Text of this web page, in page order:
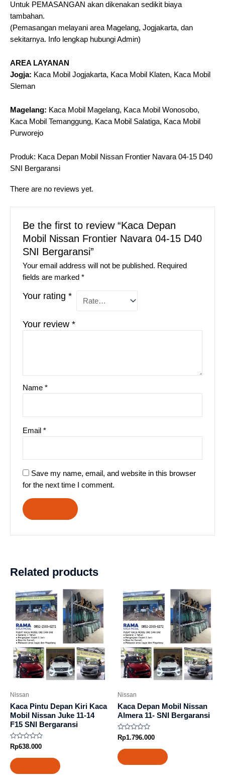
Untuk PEMASANGAN akan dikenakan sedikit biaya
tambahan.
(Pemasangan melayani area Magelang, Jogjakarta, dan
sekitarnya. Info lengkap hubungi Admin)
AREA LAYANAN
Jogja: Kaca Mobil Jogjakarta, Kaca Mobil Klaten, Kaca Mobil
Sleman
Magelang: Kaca Mobil Magelang, Kaca Mobil Wonosobo,
Kaca Mobil Temanggung, Kaca Mobil Salatiga, Kaca Mobil
Purworejo
Produk: Kaca Depan Mobil Nissan Frontier Navara 04-15 D40
SNI Bergaransi
There are no reviews yet.
Be the first to review “Kaca Depan
Mobil Nissan Frontier Navara 04-15 D40
SNI Bergaransi”
Your email address will not be published. Required
fields are marked*
Your rating*
Your review*
Name*
Email*
Save my name, email, and website in this browser
for the next time I comment.
Related products
Nissan
Kaca Pintu Depan Kiri Kaca
Mobil Nissan Juke 11-14
F15 SNI Bergaransi
Rated
0
out
of
5
Rp638.000
Nissan
Kaca Depan Mobil Nissan
Almera 11- SNI Bergaransi
Rated
0
out
of
5
Rp1.796.000